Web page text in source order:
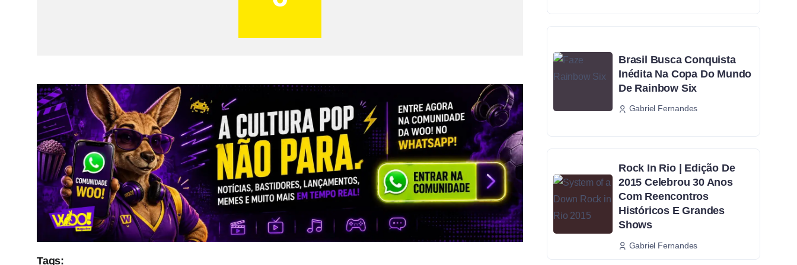
Tags:
Brasil Busca Conquista
Inédita Na Copa Do Mundo
De Rainbow Six
Gabriel Fernandes
Rock In Rio | Edição De
2015 Celebrou 30 Anos
Com Reencontros
Históricos E Grandes
Shows
Gabriel Fernandes